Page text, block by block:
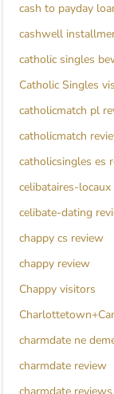
cash to payday
cashwell
catholic singles
Catholic Singles
catholicmatch pl
catholicmatch
catholicsingles es
celibataires-
celibate-dating
chappy cs review
chappy review
Chappy visitors
charmdate ne
charmdate review